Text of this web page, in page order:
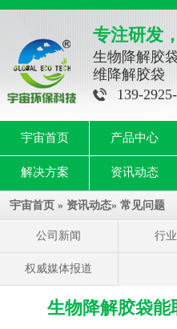
专注研发
生物降解胶
维降解胶袋
139-
宇宙首页 产品中心
解决方案 资讯动态
宇宙首页 » 资讯动态» 常见问题
公司新闻 行
权威媒体报道
生物降解胶袋能